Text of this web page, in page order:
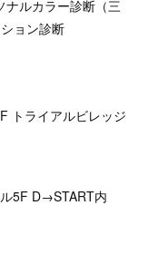
ナルカラー診断（三
ョン診断
トライアルビレッジ
5F D→START内